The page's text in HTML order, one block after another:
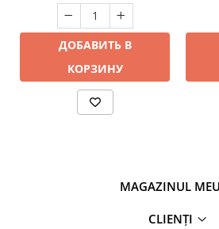
ДОБАВИТЬ В
КОРЗИНУ
MAGAZINUL MEU
CLIENȚI